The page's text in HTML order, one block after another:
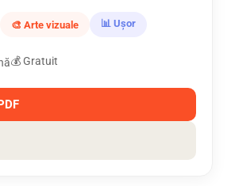
🎨 Arte vizuale 📊 Ușor
💰 Gratuit